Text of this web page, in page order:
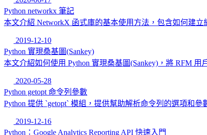
Python networkx 筆記
本文介紹 NetworkX 函式庫的基本使用方法，包含如何建
2019-12-10
Python 實現桑基圖(Sankey)
本文介紹如何使用 Python 實現桑基圖(Sankey)，將 RFM
2020-05-28
Python getopt 命令列參數
Python 提供 `getopt` 模組，提供幫助解析命令列的選項和
2019-12-16
Python：Google Analytics Reporting API 快速入門